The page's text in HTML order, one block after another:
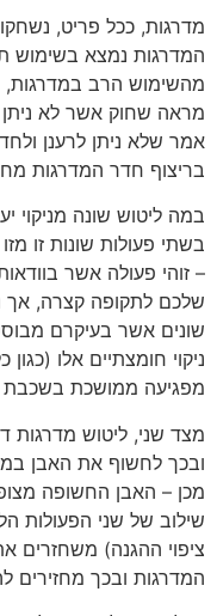
מדרגות, ככל פריט,
המדרגות נמצא בשימוש
מהשימוש הרב במדרגות,
מראה שחוק אשר לא ניתן
אמר שלא ניתן לרענן
בריצוף חדר המדרגות
במה ליטוש שונה מניקוי
בשתי פעולות שונות זו
– זוהי פעולה אשר
שלכם לתקופה קצרה, אך
שונים אשר בעיקרם
ניקוי חומצתיים אלו
מפגיעה ממושכת בשכבת
מצד שני, ליטוש מדרגות
ובכך לחשוף את האבן
מכן – האבן החשופה
שילוב של שני הפעולות
ציפוי ההגנה)
המדרגות ובכך מחזירים